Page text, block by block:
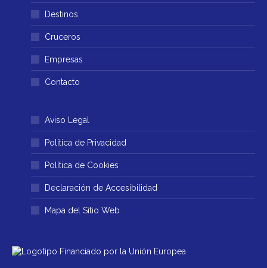
una
ventana
en
una
ventana
Destinos
Cruceros
Empresas
Contacto
Aviso Legal
Política de Privacidad
Política de Cookies
Declaración de Accesibilidad
Mapa del Sitio Web